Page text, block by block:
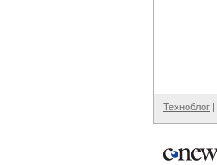
Техноблог |